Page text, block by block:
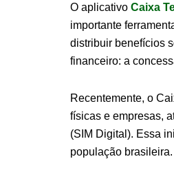
O aplicativo Caixa
importante
distribuir benefícios
financeiro: a
Recentemente, o
físicas e empresas,
(SIM Digital). Essa
população brasileira.